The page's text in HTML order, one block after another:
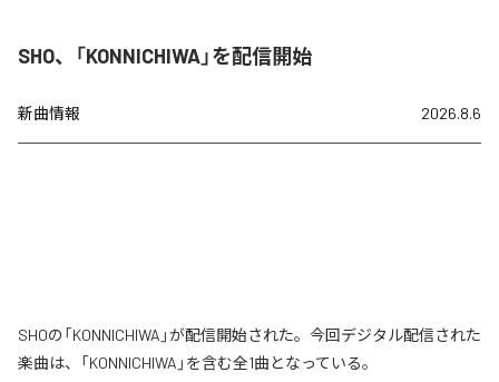
SHO、「KONNICHIWA」を配信開始
新曲情報 2026.8.6
SHOの「KONNICHIWA」が配信開始された。今回デジタル配信された
楽曲は、「KONNICHIWA」を含む全1曲となっている。